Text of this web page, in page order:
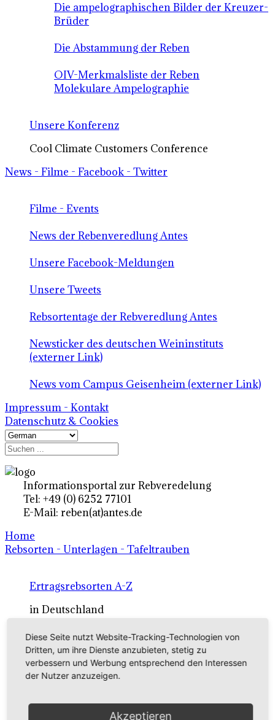
Die ampelographischen Bilder der Kreuzer-
Brüder
Die Abstammung der Reben
OIV-Merkmalsliste der Reben
Molekulare Ampelographie
Unsere Konferenz
Cool Climate Customers Conference
News - Filme - Facebook - Twitter
Filme - Events
News der Rebenveredlung Antes
Unsere Facebook-Meldungen
Unsere Tweets
Rebsortentage der Rebveredlung Antes
Newsticker des deutschen Weininstituts
(externer Link)
News vom Campus Geisenheim (externer Link)
Impressum - Kontakt
Datenschutz & Cookies
Informationsportal zur Rebveredelung
Tel: +49 (0) 6252 77101
E-Mail: reben(at)antes.de
Home
Rebsorten - Unterlagen - Tafeltrauben
Ertragsrebsorten A-Z
in Deutschland
Rebsorten international
externe Links
Tafeltraubensorten
Diese Seite nutzt Website-Tracking-Technologien von
Dritten, um ihre Dienste anzubieten, stetig zu
verbessern und Werbung entsprechend den Interessen
der Nutzer anzuzeigen.
Akzeptieren